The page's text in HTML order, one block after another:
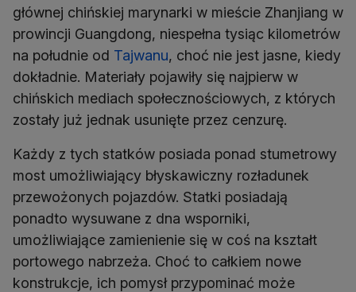
głównej chińskiej marynarki w mieście Zhanjiang w
prowincji Guangdong, niespełna tysiąc kilometrów
na południe od Tajwanu, choć nie jest jasne, kiedy
dokładnie. Materiały pojawiły się najpierw w
chińskich mediach społecznościowych, z których
zostały już jednak usunięte przez cenzurę.
Każdy z tych statków posiada ponad stumetrowy
most umożliwiający błyskawiczny rozładunek
przewożonych pojazdów. Statki posiadają
ponadto wysuwane z dna wsporniki,
umożliwiające zamienienie się w coś na kształt
portowego nabrzeża. Choć to całkiem nowe
konstrukcje, ich pomysł przypominać może